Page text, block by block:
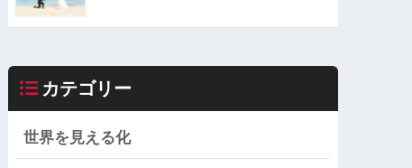
カテゴリー
世界を見える化